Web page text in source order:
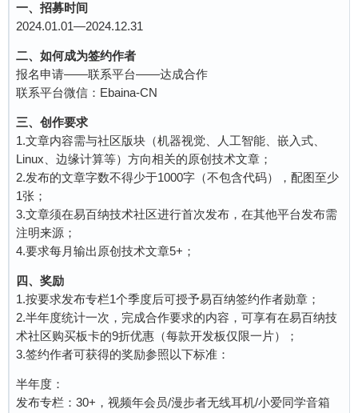
一、招募时间
2024.01.01—2024.12.31
二、如何成为签约作者
报名申请——联系平台——达成合作
联系平台微信：Ebaina-CN
三、创作要求
1.文章内容需与社区版块（机器视觉、人工智能、嵌入式、
Linux、边缘计算等）方向相关的原创技术文章；
2.发布的文章字数不得少于1000字（不包含代码），配图至少
1张；
3.文章须在易百纳技术社区进行首次发布，在其他平台发布需
注明来源；
4.要求每月输出原创技术文章5+；
四、奖励
1.按要求发布专栏1个季度后可授予易百纳签约作者勋章；
2.半年度统计一次，完成合作要求的内容，可享有在易百纳技
术社区购买板卡的9折优惠（每款开发板仅限一片）；
3.签约作者可获得的奖励参照以下标准：
半年度：
发布专栏：30+，视频年会员/漫步者无线耳机/小爱同学音箱